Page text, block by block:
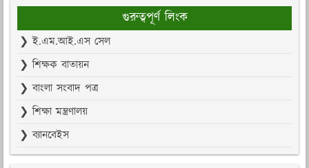
গুরুত্বপূর্ণ লিংক
❯ ই.এম.আই.এস সেল
❯ শিক্ষক বাতায়ন
❯ বাংলা সংবাদ পত্র
❯ শিক্ষা মন্ত্রণালয়
❯ ব্যানবেইস